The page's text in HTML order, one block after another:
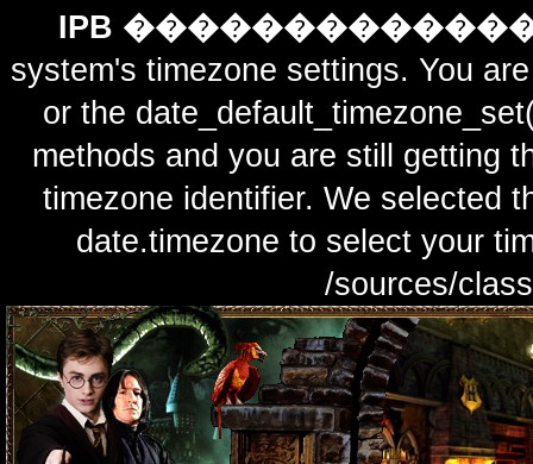
IPB
system's timezone settings. You
or the
methods and you are still getting
timezone identifier. We selected
date.timezone to select
/sources/